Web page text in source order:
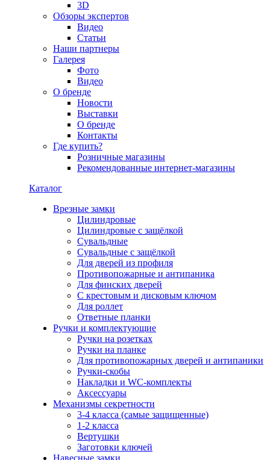
3D
Обзоры экспертов
Видео
Статьи
Наши партнеры
Галерея
Фото
Видео
О бренде
Новости
Выставки
О бренде
Контакты
Где купить?
Розничные магазины
Рекомендованные интернет-магазины
Каталог
Врезные замки
Цилиндровые
Цилиндровые с защёлкой
Сувальдные
Сувальдные с защёлкой
Для дверей из профиля
Противопожарные и антипаника
Для финских дверей
С крестовым и дисковым ключом
Для роллет
Ответные планки
Ручки и комплектующие
Ручки на розетках
Ручки на планке
Для противопожарных дверей и антипаники
Ручки-скобы
Накладки и WC-комплекты
Аксессуары
Механизмы секретности
3-4 класса (самые защищенные)
1-2 класса
Вертушки
Заготовки ключей
Навесные замки